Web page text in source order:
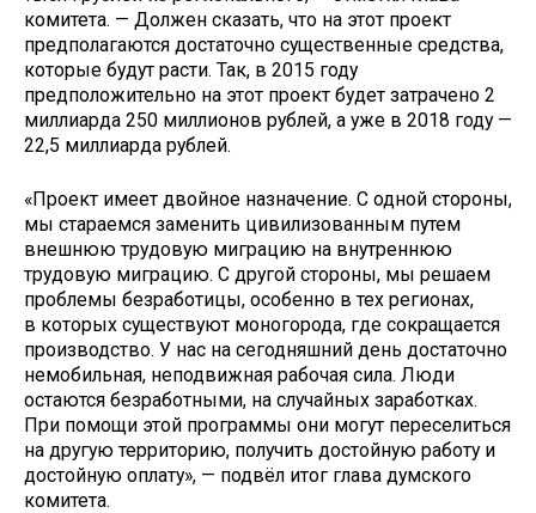
комитета. — Должен сказать, что на этот проект
предполагаются достаточно существенные средства,
которые будут расти. Так, в 2015 году
предположительно на этот проект будет затрачено 2
миллиарда 250 миллионов рублей, а уже в 2018 году —
22,5 миллиарда рублей.
«Проект имеет двойное назначение. С одной стороны,
мы стараемся заменить цивилизованным путем
внешнюю трудовую миграцию на внутреннюю
трудовую миграцию. С другой стороны, мы решаем
проблемы безработицы, особенно в тех регионах,
в которых существуют моногорода, где сокращается
производство. У нас на сегодняшний день достаточно
немобильная, неподвижная рабочая сила. Люди
остаются безработными, на случайных заработках.
При помощи этой программы они могут переселиться
на другую территорию, получить достойную работу и
достойную оплату», — подвёл итог глава думского
комитета.